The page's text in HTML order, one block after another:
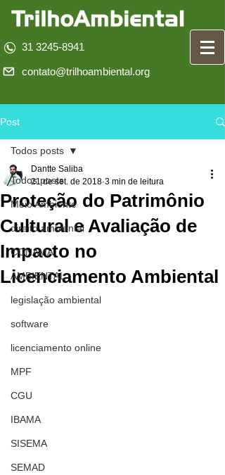
31 3245-8941
contato@trilhoambiental.org
Post
Todos posts
Meio Ambiente
direito ambiental
CONAMA
AMBIENTAL
legislação ambiental
software
licenciamento online
MPF
CGU
IBAMA
SISEMA
SEMAD
Todos posts
Proteção do Patrimônio
Cultural e Avaliação de
Impacto no
Licenciamento Ambiental
Dantte Saliba
21 de set. de 2018 3 min de leitura